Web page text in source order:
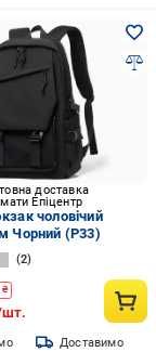
доставка
Епіцентр
чоловічий
Чорний (Р33)
2
₴
Доставимо